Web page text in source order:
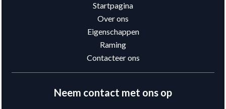
Startpagina
Over ons
Eigenschappen
Raming
Contacteer ons
Neem contact met ons op